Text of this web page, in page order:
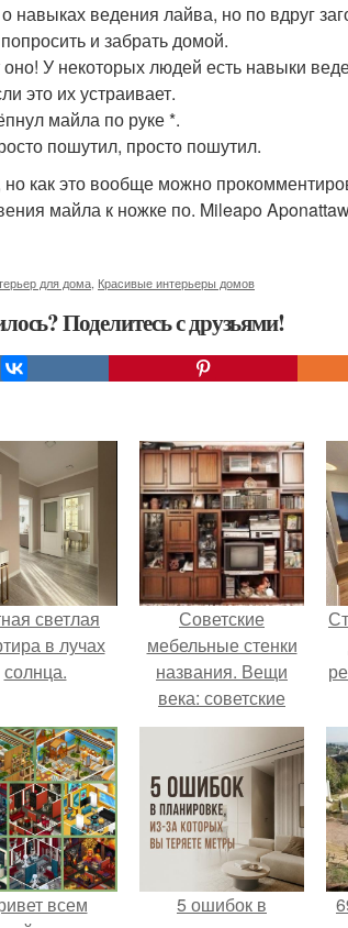
навыках ведения лайва, но по вдруг
и забрать домой.
У некоторых людей есть навыки
это их устраивает.
майла по руке *.
пошутил, просто пошутил.
но как это вообще можно
майла к ножке по. Mileapo
для дома Красивые интерьеры домов
Поделитесь с друзьями!
светлая
в лучах
солнца.
Советские
мебельные стенки
названия. Вещи
века: советские
стенки 80-х.
всем
5 ошибок в